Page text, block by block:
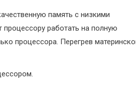
память с низкими
работать на полную
процессора. Перегрев